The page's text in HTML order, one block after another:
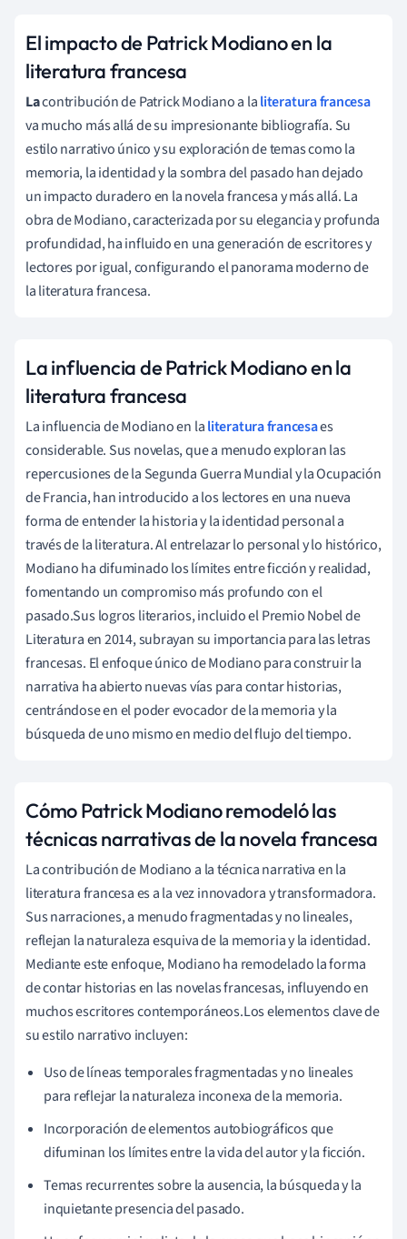
El impacto de Patrick Modiano en la
literatura francesa
Lacontribución de Patrick Modiano a laliteratura francesa
va mucho más allá de su impresionante bibliografía. Su
estilo narrativo único y su exploración de temas como la
memoria, la identidad y la sombra del pasado han dejado
un impacto duradero en la novela francesa y más allá. La
obra de Modiano, caracterizada por su elegancia y profunda
profundidad, ha influido en una generación de escritores y
lectores por igual, configurando el panorama moderno de
la literatura francesa.
La influencia de Patrick Modiano en la
literatura francesa
La influencia de Modiano en laliteratura francesaes
considerable. Sus novelas, que a menudo exploran las
repercusiones de la Segunda Guerra Mundial y la Ocupación
de Francia, han introducido a los lectores en una nueva
forma de entender la historia y la identidad personal a
través de la literatura. Al entrelazar lo personal y lo histórico,
Modiano ha difuminado los límites entre ficción y realidad,
fomentando un compromiso más profundo con el
pasado.Sus logros literarios, incluido el Premio Nobel de
Literatura en 2014, subrayan su importancia para las letras
francesas. El enfoque único de Modiano para construir la
narrativa ha abierto nuevas vías para contar historias,
centrándose en el poder evocador de la memoria y la
búsqueda de uno mismo en medio del flujo del tiempo.
Cómo Patrick Modiano remodeló las
técnicas narrativas de la novela francesa
La contribución de Modiano a la técnica narrativa en la
literatura francesa es a la vez innovadora y transformadora.
Sus narraciones, a menudo fragmentadas y no lineales,
reflejan la naturaleza esquiva de la memoria y la identidad.
Mediante este enfoque, Modiano ha remodelado la forma
de contar historias en las novelas francesas, influyendo en
muchos escritores contemporáneos.Los elementos clave de
su estilo narrativo incluyen:
Uso de líneas temporales fragmentadas y no lineales
para reflejar la naturaleza inconexa de la memoria.
Incorporación de elementos autobiográficos que
difuminan los límites entre la vida del autor y la ficción.
Temas recurrentes sobre la ausencia, la búsqueda y la
inquietante presencia del pasado.